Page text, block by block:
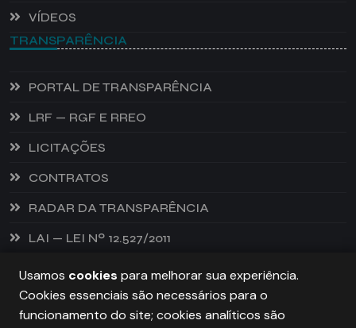
VÍDEOS
TRANSPARÊNCIA
PORTAL DE TRANSPARÊNCIA
LRF — RGF E RREO
LICITAÇÕES
CONTRATOS
RADAR DA TRANSPARÊNCIA
LAI — LEI Nº 12.527/2011
PREFEITURA DE CASTANHEIRA, TODOS OS DIREITOS
Usamos cookies para melhorar sua experiência.
Cookies essenciais são necessários para o
funcionamento do site; cookies analíticos são